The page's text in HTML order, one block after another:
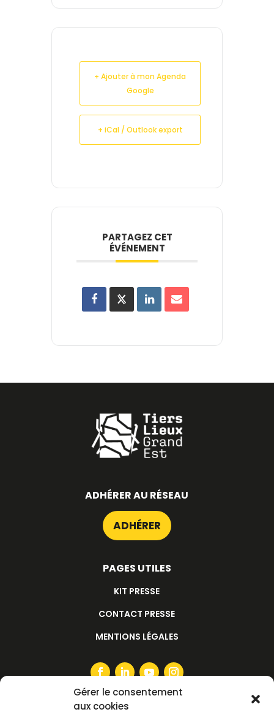
Gérer le consentement
aux cookies
+ Ajouter à mon Agenda
Google
+ iCal / Outlook export
PARTAGEZ CET
ÉVÉNEMENT
ADHÉRER AU RÉSEAU
ADHÉRER
PAGES UTILES
KIT PRESSE
CONTACT PRESSE
MENTIONS LÉGALES